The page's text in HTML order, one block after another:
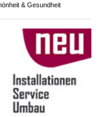
& Gesundheit